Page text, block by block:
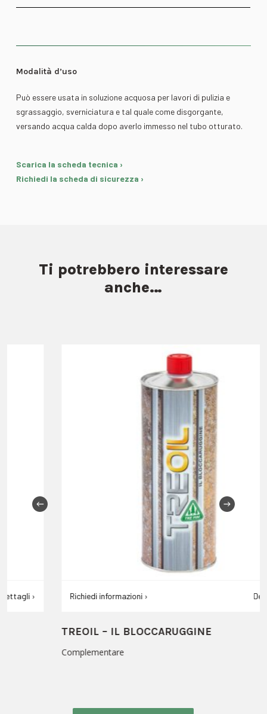
Modalità d’uso
Può essere usata in soluzione acquosa per lavori di pulizia e
sgrassaggio, sverniciatura e tal quale come disgorgante,
versando acqua calda dopo averlo immesso nel tubo otturato.
Scarica la scheda tecnica ›
Richiedi la scheda di sicurezza ›
Ti potrebbero interessare
anche…
Richiedi informazioni ›
TREOIL – IL BLOCCARUGGINE
Complementare